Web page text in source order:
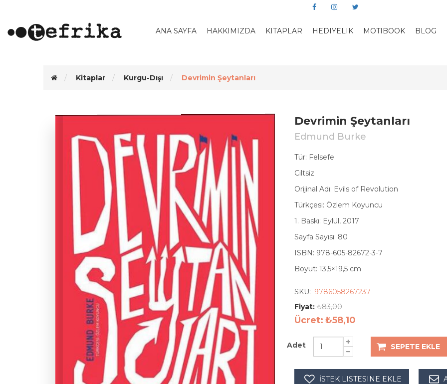
ANA SAYFA HAKKIMIZDA KITAPLAR HEDIYELIK MOTIBOOK BLOG
Kitaplar Kurgu-Dışı Devrimin Şeytanları
Devrimin Şeytanları
Edmund Burke
Tür: Felsefe
Ciltsiz
Orijinal Adı: Evils of Revolution
Türkçesi: Özlem Koyuncu
1. Baskı: Eylül, 2017
Sayfa Sayısı: 80
ISBN: 978-605-82672-3-7
Boyut: 13,5×19,5 cm
SKU: 9786058267237
Fiyat: ₺83,00
Ücret: ₺58,10
Adet SEPETE EKLE
İSTEK LISTESINE EKLE